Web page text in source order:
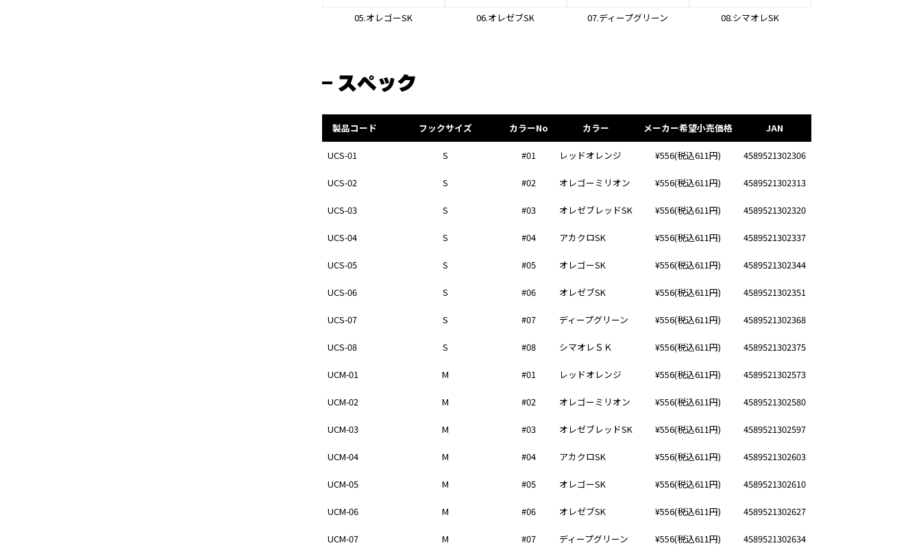
05.オレゴーSK 06.オレゼブSK 07.ディープグリーン 08.シマオレSK
スペック
製品コード フックサイズ カラーNo カラー メーカー希望小売価格 JAN
UCS-01 S #01 レッドオレンジ ¥556(税込611円) 4589521302306
UCS-02 S #02 オレゴーミリオン ¥556(税込611円) 4589521302313
UCS-03 S #03 オレゼブレッドSK ¥556(税込611円) 4589521302320
UCS-04 S #04 アカクロSK ¥556(税込611円) 4589521302337
UCS-05 S #05 オレゴーSK ¥556(税込611円) 4589521302344
UCS-06 S #06 オレゼブSK ¥556(税込611円) 4589521302351
UCS-07 S #07 ディープグリーン ¥556(税込611円) 4589521302368
UCS-08 S #08 シマオレＳＫ ¥556(税込611円) 4589521302375
UCM-01 M #01 レッドオレンジ ¥556(税込611円) 4589521302573
UCM-02 M #02 オレゴーミリオン ¥556(税込611円) 4589521302580
UCM-03 M #03 オレゼブレッドSK ¥556(税込611円) 4589521302597
UCM-04 M #04 アカクロSK ¥556(税込611円) 4589521302603
UCM-05 M #05 オレゴーSK ¥556(税込611円) 4589521302610
UCM-06 M #06 オレゼブSK ¥556(税込611円) 4589521302627
UCM-07 M #07 ディープグリーン ¥556(税込611円) 4589521302634